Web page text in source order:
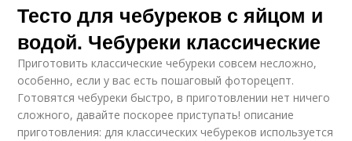
Тесто для чебуреков с яйцом и
водой. Чебуреки классические
Приготовить классические чебуреки совсем несложно,
особенно, если у вас есть пошаговый фоторецепт.
Готовятся чебуреки быстро, в приготовлении нет ничего
сложного, давайте поскорее приступать! описание
приготовления: для классических чебуреков используется